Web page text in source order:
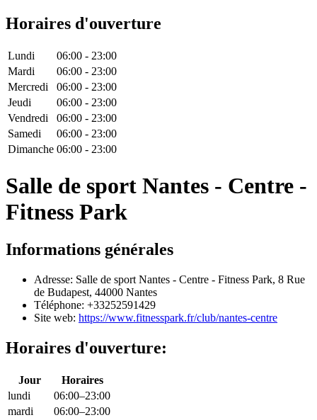
Horaires d'ouverture
Lundi 06:00 - 23:00
Mardi
06:00 - 23:00
Mercredi
06:00 - 23:00
Jeudi
06:00 - 23:00
Vendredi
06:00 - 23:00
Samedi
06:00 - 23:00
Dimanche 06:00 - 23:00
Salle de sport Nantes - Centre -
Fitness Park
Informations générales
Adresse: Salle de sport Nantes - Centre - Fitness Park, 8 Rue
de Budapest, 44000 Nantes
Téléphone: +33252591429
Site web: https://www.fitnesspark.fr/club/nantes-centre
Horaires d'ouverture:
Jour
Horaires
lundi
06:00–23:00
mardi
06:00–23:00